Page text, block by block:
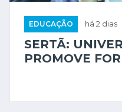
EDUCAÇÃO há 2 dias
SERTÃ:
PROMOVE